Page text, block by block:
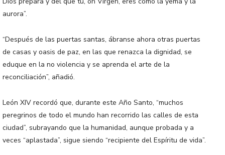
aurora”.
“Después de las puertas santas, ábranse ahora otras puertas
de casas y oasis de paz, en las que renazca la dignidad, se
eduque en la no violencia y se aprenda el arte de la
reconciliación”, añadió.
León XIV recordó que, durante este Año Santo, “muchos
peregrinos de todo el mundo han recorrido las calles de esta
ciudad”, subrayando que la humanidad, aunque probada y a
veces “aplastada”, sigue siendo “recipiente del Espíritu de vida”.